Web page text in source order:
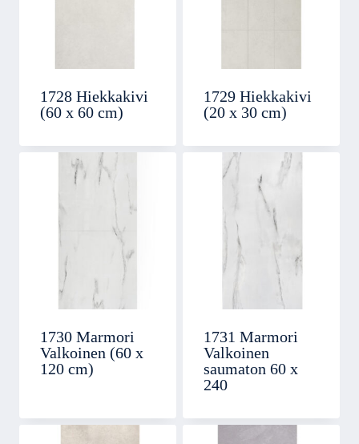
1728 Hiekkakivi
(60 x 60 cm)
1729 Hiekkakivi
(20 x 30 cm)
1730 Marmori
Valkoinen (60 x
120 cm)
1731 Marmori
Valkoinen
saumaton 60 x
240